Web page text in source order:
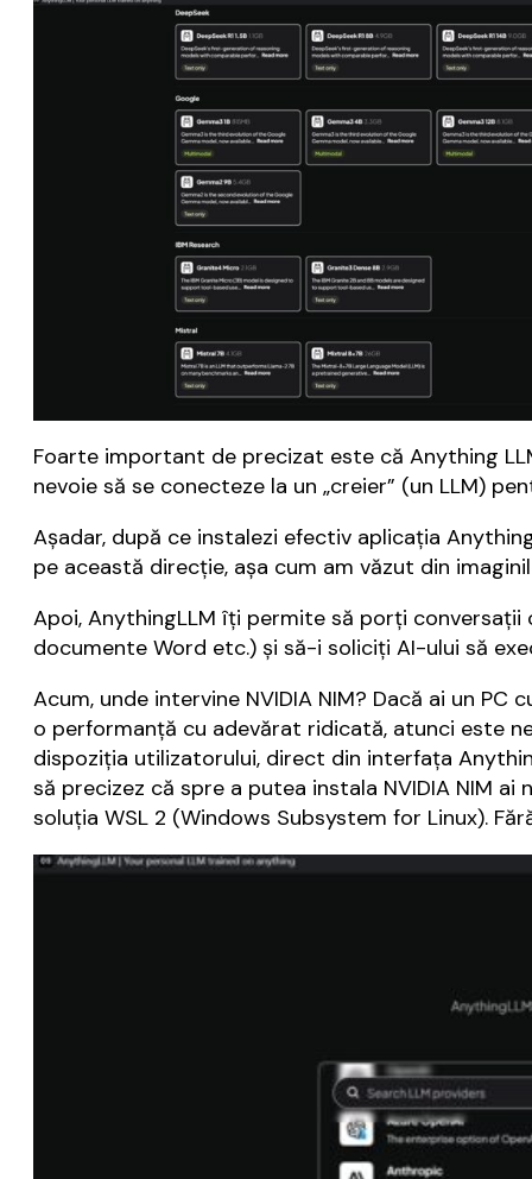
Foarte important de precizat este că Anything
nevoie să se conecteze la un „creier” (un LLM)
Așadar, după ce instalezi efectiv aplicația
pe această direcție, așa cum am văzut din
Apoi, AnythingLLM îți permite să porți
documente Word etc.) și să-i soliciți AI-ului să
Acum, unde intervine NVIDIA NIM? Dacă ai un PC
o performanță cu adevărat ridicată, atunci este
dispoziția utilizatorului, direct din interfața
să precizez că spre a putea instala NVIDIA NIM
soluția WSL 2 (Windows Subsystem for Linux).